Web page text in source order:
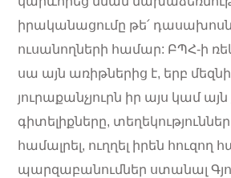
իրականացումը թե՛
ուսանողների համար: ԲՊՀ-ի
սա այն առիթներից է, երբ
յուրաքանչյուրն իր այս կամ
գիտելիքները,
համալրել, ուղղել իրեն հուզող
պարզաբանումներ ստանալ